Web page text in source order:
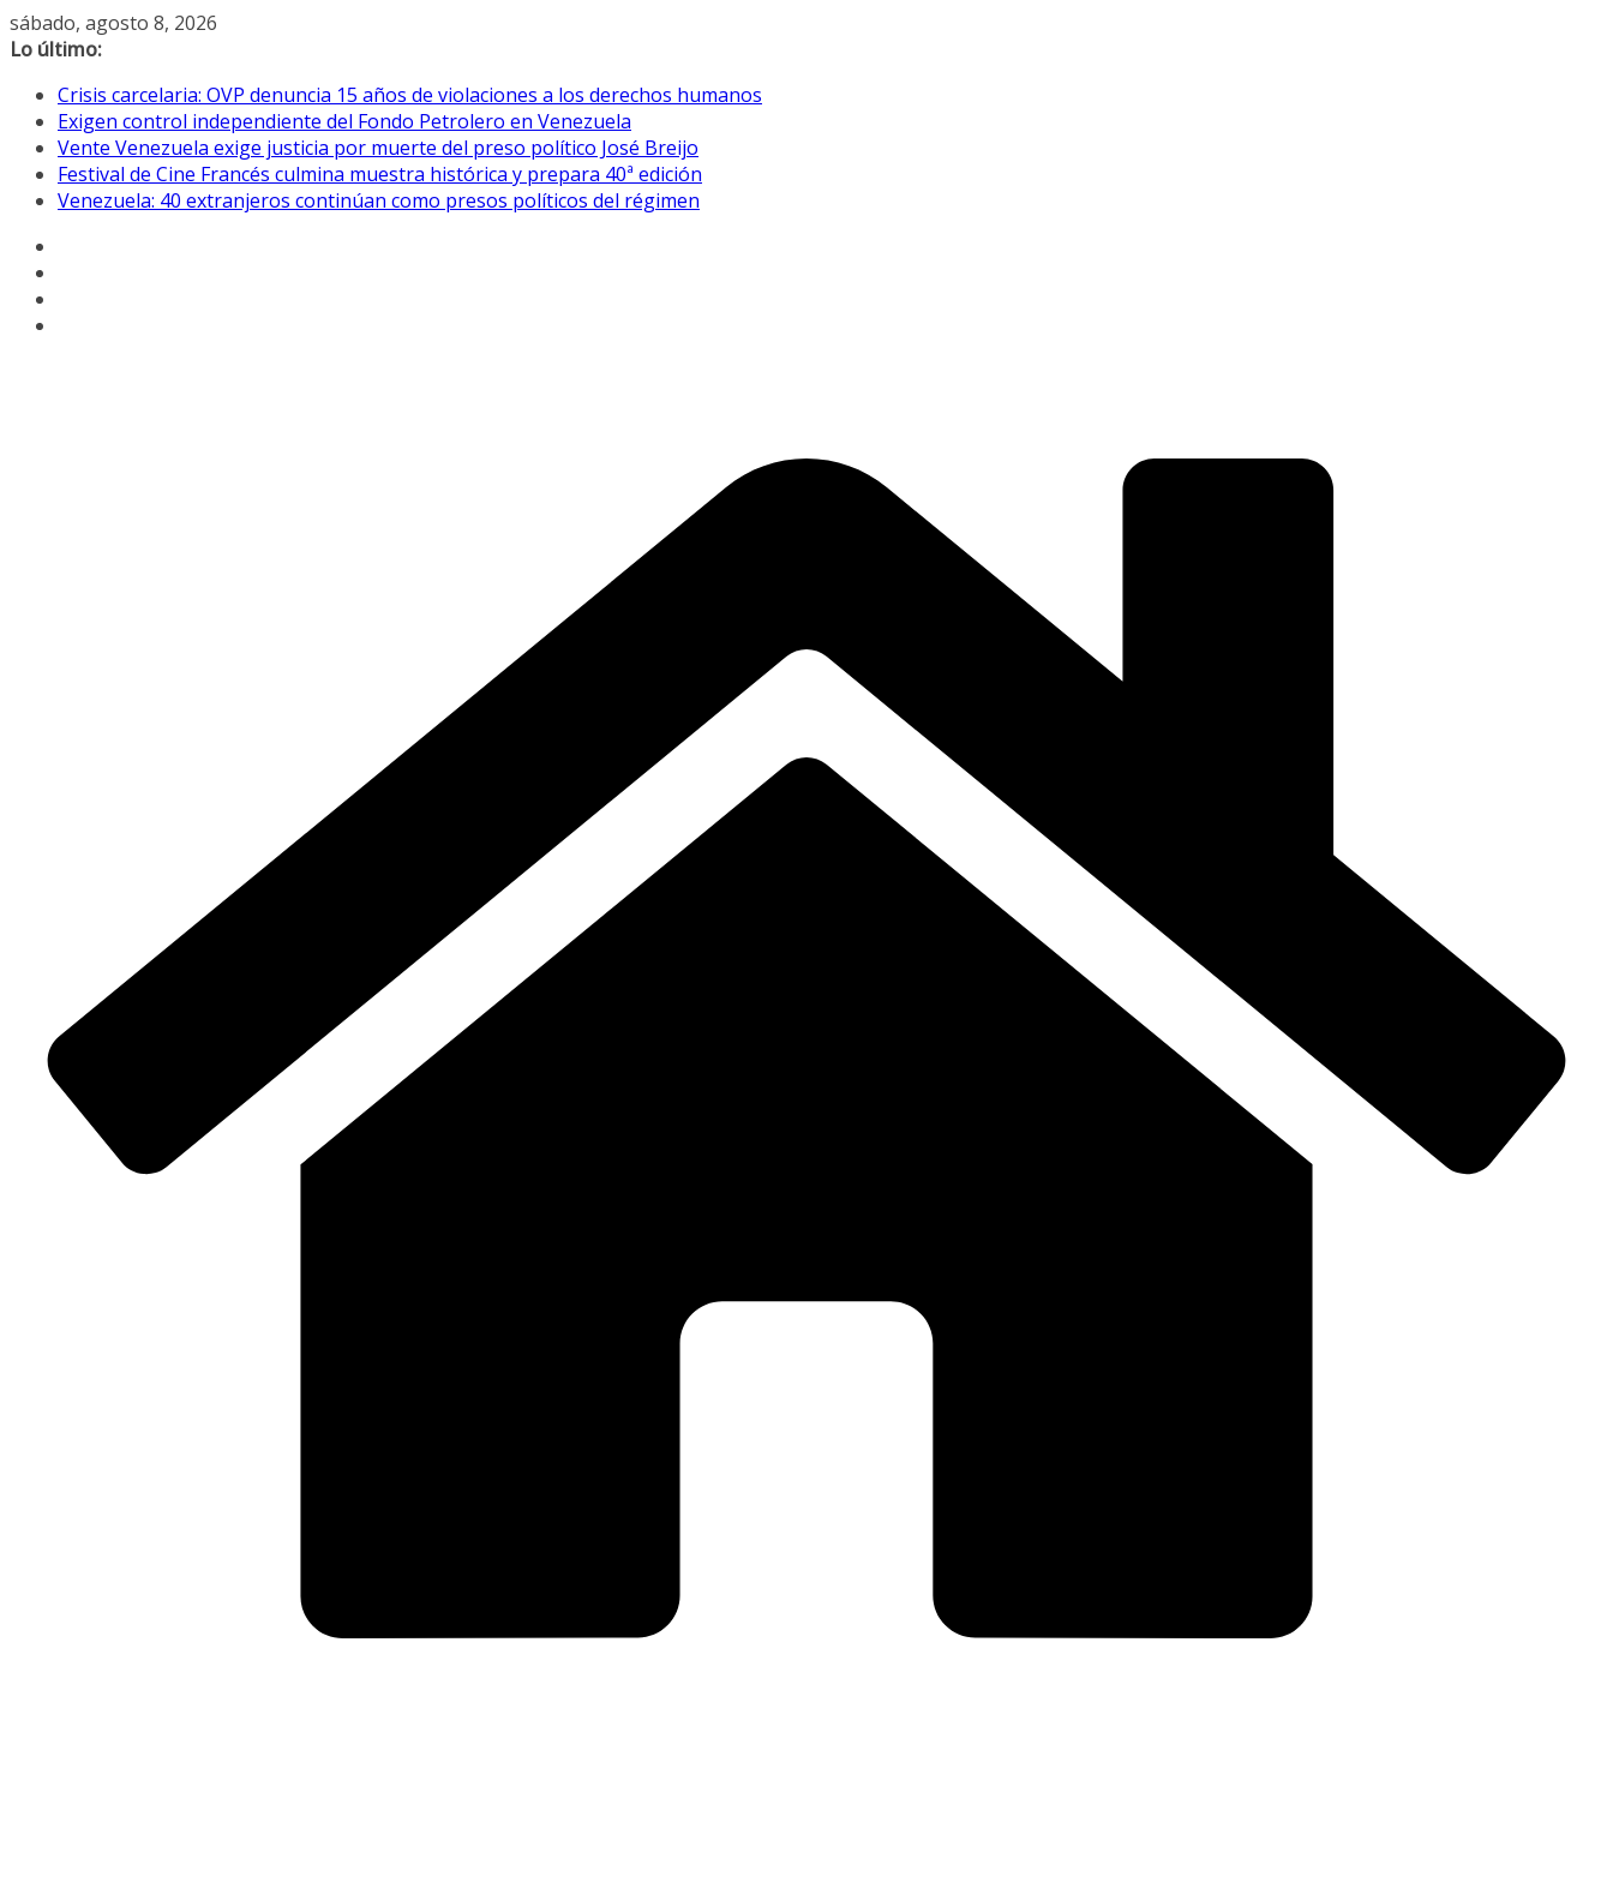
Saltar
al
sábado, agosto 8, 2026
Lo último:
Crisis carcelaria: OVP denuncia 15 años de violaciones a los derechos humanos
Exigen control independiente del Fondo Petrolero en Venezuela
Vente Venezuela exige justicia por muerte del preso político José Breijo
Festival de Cine Francés culmina muestra histórica y prepara 40ª edición
Venezuela: 40 extranjeros continúan como presos políticos del régimen